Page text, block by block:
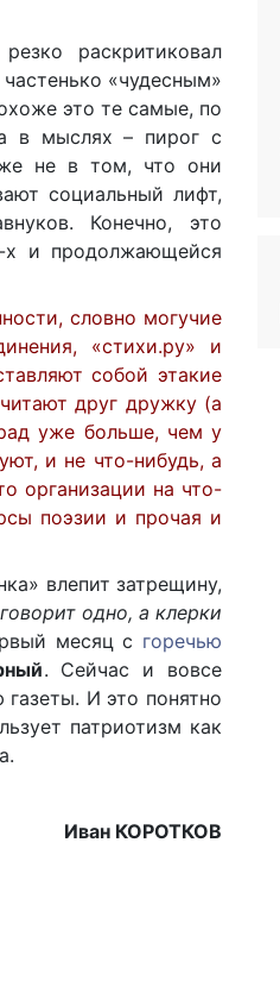
резко раскритиковал
«чудесным»
это те самые, по
в мыслях – пирог с
не в том, что они
социальный лифт,
Конечно, это
х и продолжающейся
словно могучие
«стихи.ру» и
собой этакие
друг дружку (а
уже больше, чем у
и не что-нибудь, а
организации на что-
поэзии и прочая и
влепит затрещину,
одно, а клерки
месяц с горечью
. Сейчас и вовсе
И это понятно
патриотизм как
Иван КОРОТКОВ